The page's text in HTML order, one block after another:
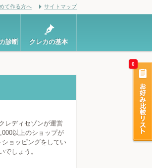
て作る方へ サイトマップ
診断 クレカの基本
0
レディセゾンが運営
以上のショップが
ョッピングをしてい
しょう。